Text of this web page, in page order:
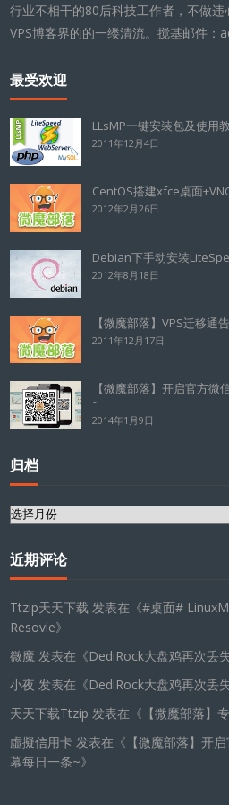
行业不相干的80后科技工作者，不做
VPS博客界的的一缕清流。搅基邮件
最受欢迎
LLsMP一键安装包及使用
2011年12月4日
CentOS搭建xfce桌面
2012年2月26日
Debian下手动安装
2012年8月18日
【微魔部落】VPS迁移通
2011年12月17日
【微魔部落】开启官方微
~
2014年1月9日
归档
归
近期评论
Ttzip天天下载 发表在《#桌面#
Resovle》
微魔 发表在《DediRock大盘鸡再次丢
小夜 发表在《DediRock大盘鸡再次丢
天天下载Ttzip 发表在《 【微魔部落】
虛擬信用卡 发表在《 【微魔部落】开
幕每日一条~》